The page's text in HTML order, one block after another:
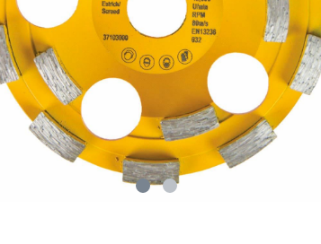
Schneiden & Sägen
Injektionstechnik
Packer
Pressen
Hydrauliköl
Gewebe & Folien